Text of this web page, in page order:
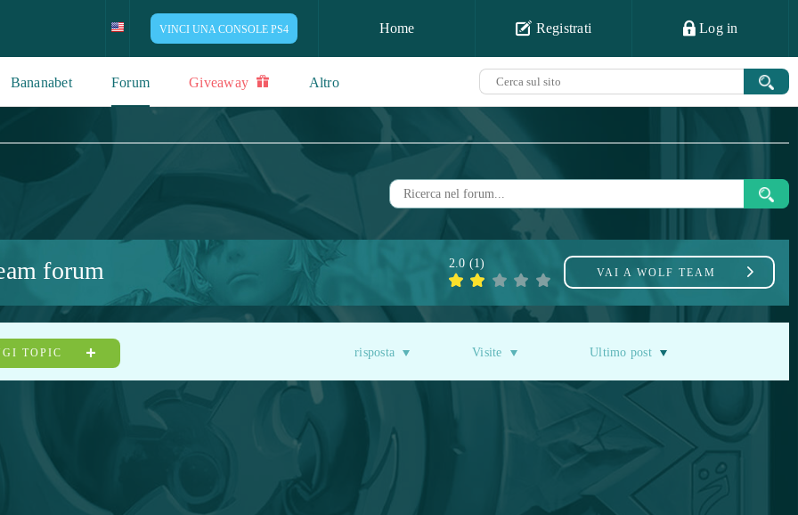
VINCI UNA CONSOLE PS4 Home Registrati Log in
Bananabet Forum Giveaway Altro
forum VAI A WOLF TEAM
2.0 (1)
TOPIC risposta Visite Ultimo post